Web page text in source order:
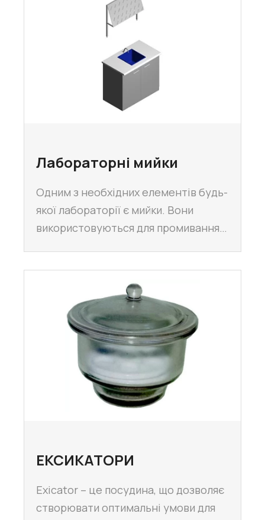
Лабораторні мийки
Одним з необхідних елементів будь-
якої лабораторії є мийки. Вони
використовуються для промивання…
ЕКСИКАТОРИ
Exicator – це посудина, що дозволяє
створювати оптимальні умови для